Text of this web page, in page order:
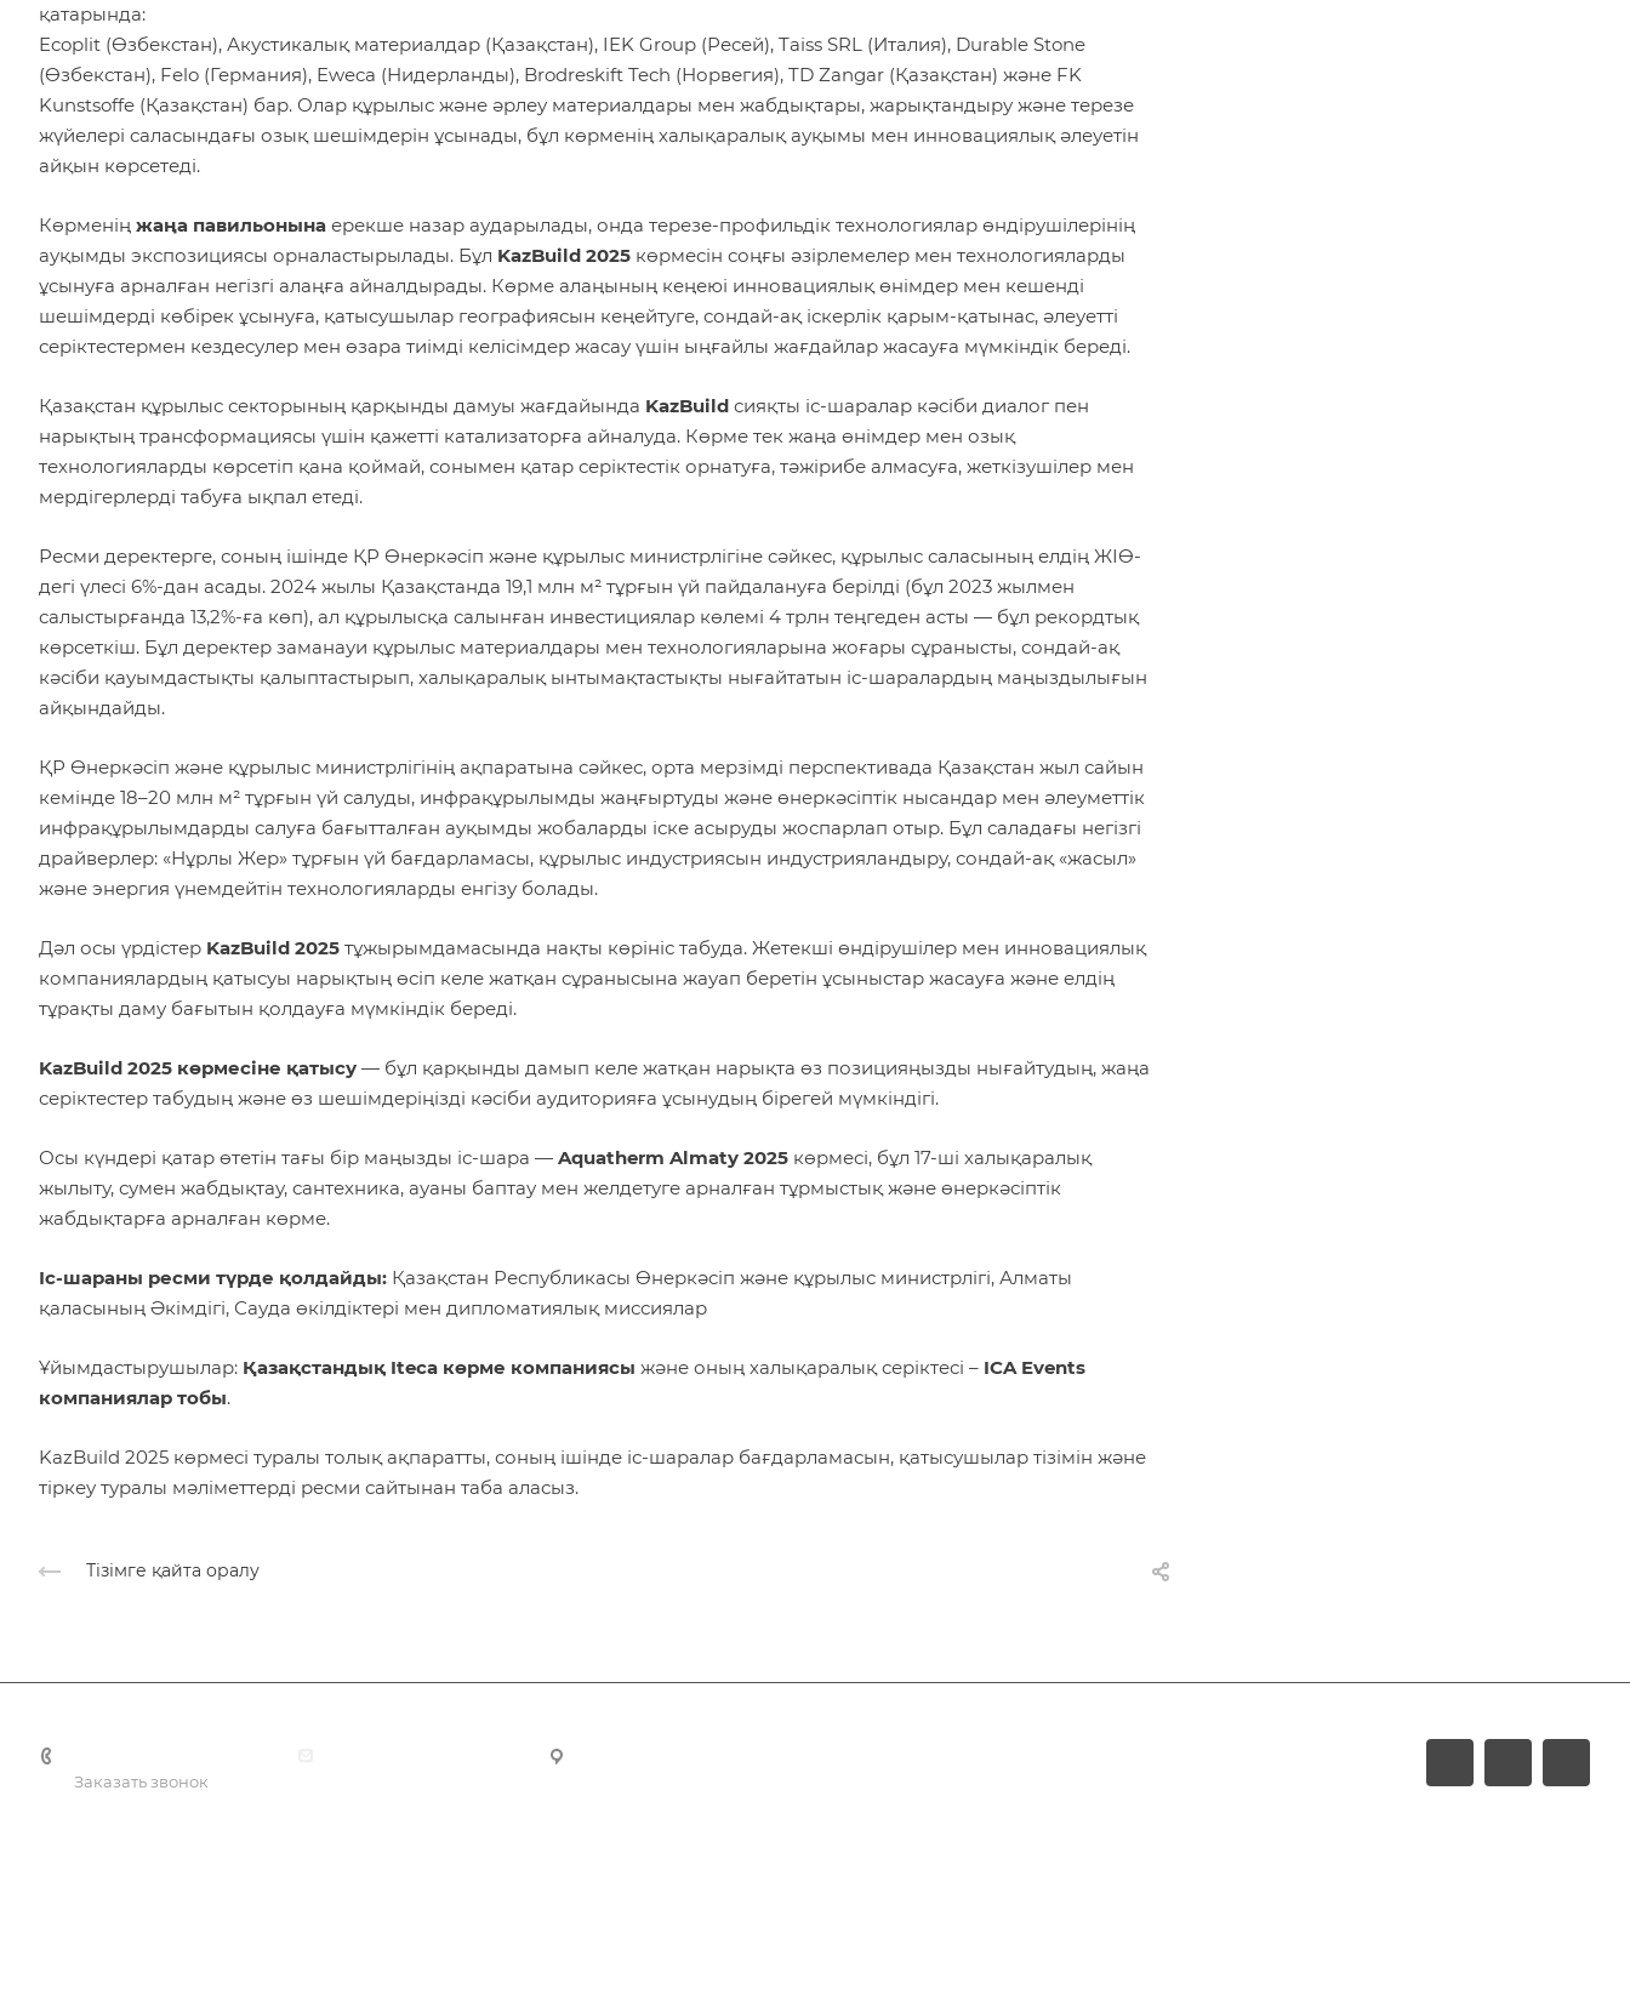
қатарында:
Ecoplit (Өзбекстан), Акустикалық материалдар (Қазақстан), IEK Group (Ресей), Taiss SRL (Италия), Durable Stone
(Өзбекстан), Felo (Германия), Eweca (Нидерланды), Brodreskift Tech (Норвегия), TD Zangar (Қазақстан) және FK
Kunstsoffe (Қазақстан) бар. Олар құрылыс және әрлеу материалдары мен жабдықтары, жарықтандыру және терезе
жүйелері саласындағы озық шешімдерін ұсынады, бұл көрменің халықаралық ауқымы мен инновациялық әлеуетін
айқын көрсетеді.
Көрменің жаңа павильонына ерекше назар аударылады, онда терезе-профильдік технологиялар өндірушілерінің
ауқымды экспозициясы орналастырылады. Бұл KazBuild 2025 көрмесін соңғы әзірлемелер мен технологияларды
ұсынуға арналған негізгі алаңға айналдырады. Көрме алаңының кеңеюі инновациялық өнімдер мен кешенді
шешімдерді көбірек ұсынуға, қатысушылар географиясын кеңейтуге, сондай-ақ іскерлік қарым-қатынас, әлеуетті
серіктестермен кездесулер мен өзара тиімді келісімдер жасау үшін ыңғайлы жағдайлар жасауға мүмкіндік береді.
Қазақстан құрылыс секторының қарқынды дамуы жағдайында KazBuild сияқты іс-шаралар кәсіби диалог пен
нарықтың трансформациясы үшін қажетті катализаторға айналуда. Көрме тек жаңа өнімдер мен озық
технологияларды көрсетіп қана қоймай, сонымен қатар серіктестік орнатуға, тәжірибе алмасуға, жеткізушілер мен
мердігерлерді табуға ықпал етеді.
Ресми деректерге, соның ішінде ҚР Өнеркәсіп және құрылыс министрлігіне сәйкес, құрылыс саласының елдің ЖІӨ-
дегі үлесі 6%-дан асады. 2024 жылы Қазақстанда 19,1 млн м² тұрғын үй пайдалануға берілді (бұл 2023 жылмен
салыстырғанда 13,2%-ға көп), ал құрылысқа салынған инвестициялар көлемі 4 трлн теңгеден асты — бұл рекордтық
көрсеткіш. Бұл деректер заманауи құрылыс материалдары мен технологияларына жоғары сұранысты, сондай-ақ
кәсіби қауымдастықты қалыптастырып, халықаралық ынтымақтастықты нығайтатын іс-шаралардың маңыздылығын
айқындайды.
ҚР Өнеркәсіп және құрылыс министрлігінің ақпаратына сәйкес, орта мерзімді перспективада Қазақстан жыл сайын
кемінде 18–20 млн м² тұрғын үй салуды, инфрақұрылымды жаңғыртуды және өнеркәсіптік нысандар мен әлеуметтік
инфрақұрылымдарды салуға бағытталған ауқымды жобаларды іске асыруды жоспарлап отыр. Бұл саладағы негізгі
драйверлер: «Нұрлы Жер» тұрғын үй бағдарламасы, құрылыс индустриясын индустрияландыру, сондай-ақ «жасыл»
және энергия үнемдейтін технологияларды енгізу болады.
Дәл осы үрдістер KazBuild 2025 тұжырымдамасында нақты көрініс табуда. Жетекші өндірушілер мен инновациялық
компаниялардың қатысуы нарықтың өсіп келе жатқан сұранысына жауап беретін ұсыныстар жасауға және елдің
тұрақты даму бағытын қолдауға мүмкіндік береді.
KazBuild 2025 көрмесіне қатысу — бұл қарқынды дамып келе жатқан нарықта өз позицияңызды нығайтудың, жаңа
серіктестер табудың және өз шешімдеріңізді кәсіби аудиторияға ұсынудың бірегей мүмкіндігі.
Осы күндері қатар өтетін тағы бір маңызды іс-шара — Aquatherm Almaty 2025 көрмесі, бұл 17-ші халықаралық
жылыту, сумен жабдықтау, сантехника, ауаны баптау мен желдетуге арналған тұрмыстық және өнеркәсіптік
жабдықтарға арналған көрме.
Іс-шараны ресми түрде қолдайды: Қазақстан Республикасы Өнеркәсіп және құрылыс министрлігі, Алматы
қаласының Әкімдігі, Сауда өкілдіктері мен дипломатиялық миссиялар
Ұйымдастырушылар: Қазақстандық Iteca көрме компаниясы және оның халықаралық серіктесі – ICA Events
компаниялар тобы.
KazBuild 2025 көрмесі туралы толық ақпаратты, соның ішінде іс-шаралар бағдарламасын, қатысушылар тізімін және
тіркеу туралы мәліметтерді ресми сайтынан таба аласыз.
Тізімге қайта оралу
Заказать звонок